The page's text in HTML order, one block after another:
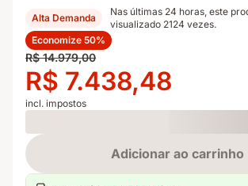
Alta Demanda
Nas últimas 24 horas, este
visualizado 2124 vezes.
Economize 50%
Preço
original
R$ 14.979,00
R$ 14.979,00
Preço
R$ 7.438,48
R$ 7.438,48
incl. impostos
Loading
Adicionar ao carrinho